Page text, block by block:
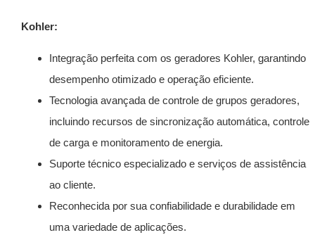
Kohler:
Integração perfeita com os geradores Kohler, garantindo
desempenho otimizado e operação eficiente.
Tecnologia avançada de controle de grupos geradores,
incluindo recursos de sincronização automática, controle
de carga e monitoramento de energia.
Suporte técnico especializado e serviços de assistência
ao cliente.
Reconhecida por sua confiabilidade e durabilidade em
uma variedade de aplicações.